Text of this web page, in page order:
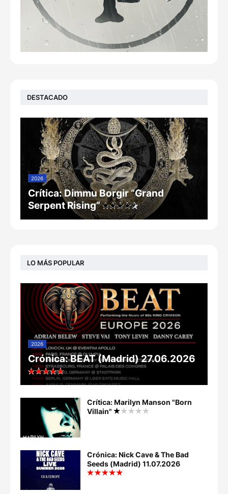
DESTACADO
2026
Crítica: Dimmu Borgir “Grand
Serpent Rising”
LO MÁS POPULAR
2026
Crónica: BEAT (Madrid) 27.06.2026
Crítica: Marilyn Manson "Born
Villain"
Crónica: Nick Cave & The Bad
Seeds (Madrid) 11.07.2026